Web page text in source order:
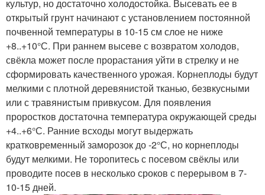
культур, но достаточно холодостойка. Высевать ее в
открытый грунт начинают с установлением постоянной
почвенной температуры в 10-15 см слое не ниже
+8..+10°С. При раннем высеве с возвратом холодов,
свёкла может после прорастания уйти в стрелку и не
сформировать качественного урожая. Корнеплоды будут
мелкими с плотной деревянистой тканью, безвкусными
или с травянистым привкусом. Для появления
проростков достаточна температура окружающей среды
+4..+6°С. Ранние всходы могут выдержать
кратковременный заморозок до -2°С, но корнеплоды
будут мелкими. Не торопитесь с посевом свёклы или
проводите посев в несколько сроков с перерывом в 7-
10-15 дней.